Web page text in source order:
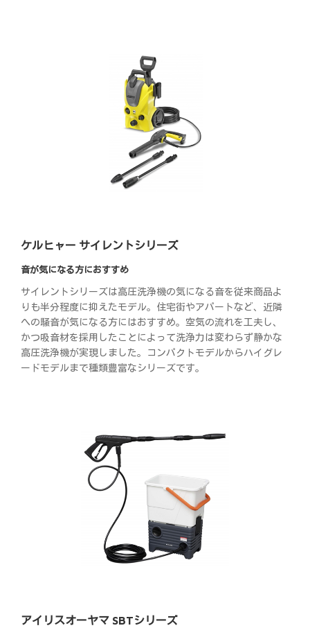
ケルヒャー サイレントシリーズ
音が気になる方におすすめ
サイレントシリーズは高圧洗浄機の気になる音を従来商品よ
りも半分程度に抑えたモデル。住宅街やアパートなど、近隣
への騒音が気になる方にはおすすめ。空気の流れを工夫し、
かつ吸音材を採用したことによって洗浄力は変わらず静かな
高圧洗浄機が実現しました。コンパクトモデルからハイグレ
ードモデルまで種類豊富なシリーズです。
アイリスオーヤマ SBTシリーズ